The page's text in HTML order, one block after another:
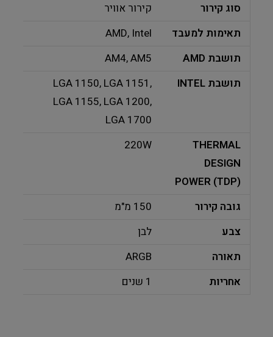
סוג קירור
קירור אוויר
תאימות למעבד
AMD, Intel
תושבת AMD
AM4, AM5
תושבת INTEL
LGA 1150, LGA 1151,
LGA 1155, LGA 1200,
LGA 1700
THERMAL
DESIGN
POWER (TDP)
220W
גובה קירור
150 מ"מ
צבע
לבן
תאורה
ARGB
אחריות
1 שנים